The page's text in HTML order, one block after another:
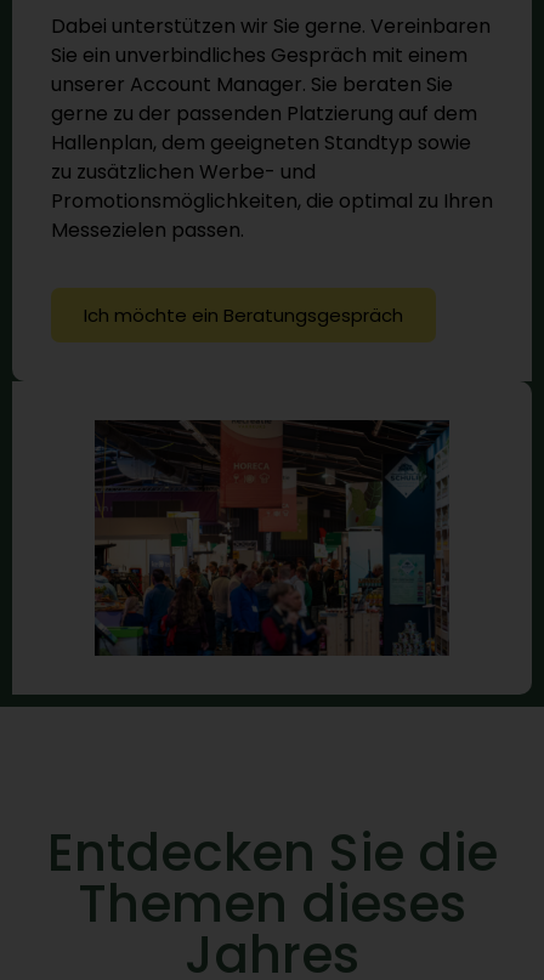
Dabei unterstützen wir Sie gerne. Vereinbaren
Sie ein unverbindliches Gespräch mit einem
unserer Account Manager. Sie beraten Sie
gerne zu der passenden Platzierung auf dem
Hallenplan, dem geeigneten Standtyp sowie
zu zusätzlichen Werbe- und
Promotionsmöglichkeiten, die optimal zu Ihren
Messezielen passen.
Ich möchte ein Beratungsgespräch
Entdecken Sie die
Themen dieses
Jahres